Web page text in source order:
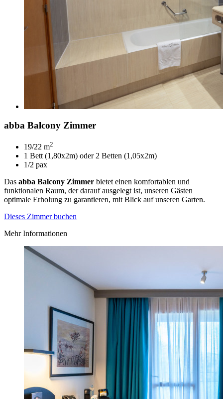
abba Balcony Zimmer
19/22 m2
1 Bett (1,80x2m) oder 2 Betten (1,05x2m)
1/2 pax
Das abba Balcony Zimmer bietet einen komfortablen und
funktionalen Raum, der darauf ausgelegt ist, unseren Gästen
optimale Erholung zu garantieren, mit Blick auf unseren Garten.
Dieses Zimmer buchen
Mehr Informationen